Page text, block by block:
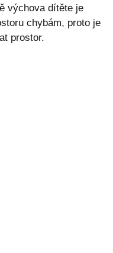
výchova dítěte je
chybám, proto je
prostor.